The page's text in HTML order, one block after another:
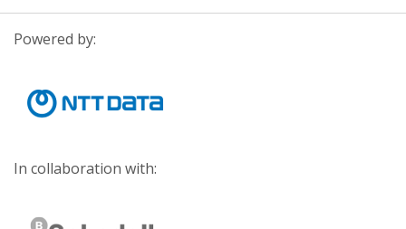
Powered by:
In collaboration with: